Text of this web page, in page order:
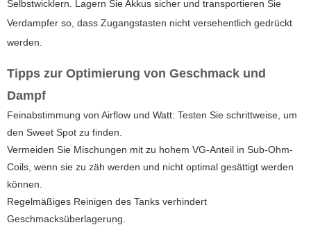
Selbstwicklern. Lagern Sie Akkus sicher und transportieren Sie
Verdampfer so, dass Zugangstasten nicht versehentlich gedrückt
werden.
Tipps zur Optimierung von Geschmack und
Dampf
Feinabstimmung von Airflow und Watt: Testen Sie schrittweise, um
den Sweet Spot zu finden.
Vermeiden Sie Mischungen mit zu hohem VG-Anteil in Sub-Ohm-
Coils, wenn sie zu zäh werden und nicht optimal gesättigt werden
können.
Regelmäßiges Reinigen des Tanks verhindert
Geschmacksüberlagerung.